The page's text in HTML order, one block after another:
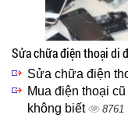
Sửa chữa điện thoại di
Sửa chữa điện
Mua điện thoại
không biết
8761